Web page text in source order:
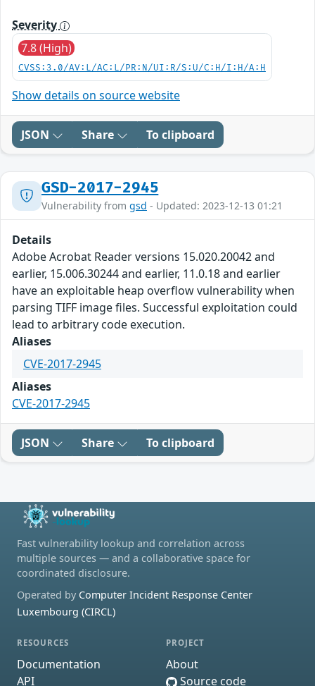
Severity
7.8 (High)
CVSS:3.0/AV:L/AC:L/PR:N/UI:R/S:U/C:H/I:H/A:H
Show details on source website
JSON Share To clipboard
GSD-2017-2945
Vulnerability from gsd - Updated: 2023-12-13 01:21
Details
Adobe Acrobat Reader versions 15.020.20042 and
earlier, 15.006.30244 and earlier, 11.0.18 and earlier
have an exploitable heap overflow vulnerability when
parsing TIFF image files. Successful exploitation could
lead to arbitrary code execution.
Aliases
CVE-2017-2945
Aliases
CVE-2017-2945
JSON Share To clipboard
Fast vulnerability lookup and correlation across
multiple sources — and a collaborative space for
coordinated disclosure.
Operated by Computer Incident Response Center
Luxembourg (CIRCL)
RESOURCES
Documentation
API
PROJECT
About
Source code